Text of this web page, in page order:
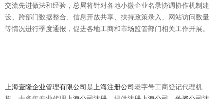
交流先进做法和经验，总局将针对各地小微企业名录协调协作机制建
设、跨部门数据整合、信息开放共享、扶持政策录入、网站访问数量
等情况进行季度通报，促进各地工商和市场监管部门相关工作开展。
上海壹隆企业管理有限公司是 上海注册公司老字号工商登记代理机